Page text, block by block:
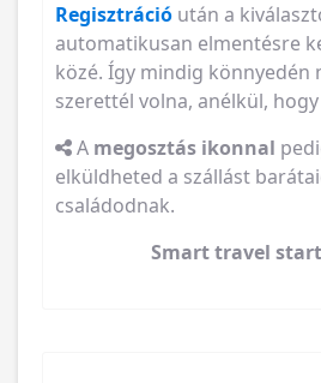
Regisztráció után a
automatikusan elmentésre
közé. Így mindig könnyedén
szerettél volna, anélkül,
A megosztás ikonnal
elküldheted a szállást
családodnak.
Smart travel